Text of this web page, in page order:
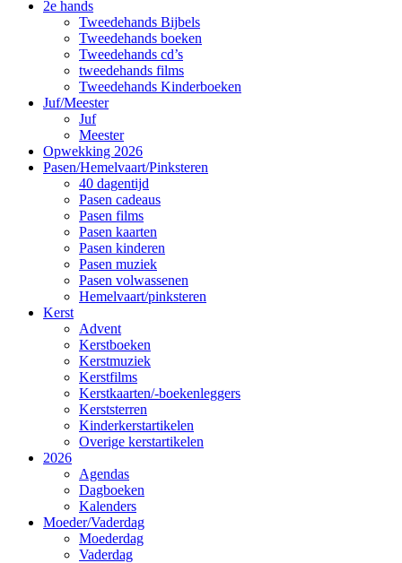
2e hands
Tweedehands Bijbels
Tweedehands boeken
Tweedehands cd’s
tweedehands films
Tweedehands Kinderboeken
Juf/Meester
Juf
Meester
Opwekking 2026
Pasen/Hemelvaart/Pinksteren
40 dagentijd
Pasen cadeaus
Pasen films
Pasen kaarten
Pasen kinderen
Pasen muziek
Pasen volwassenen
Hemelvaart/pinksteren
Kerst
Advent
Kerstboeken
Kerstmuziek
Kerstfilms
Kerstkaarten/-boekenleggers
Kerststerren
Kinderkerstartikelen
Overige kerstartikelen
2026
Agendas
Dagboeken
Kalenders
Moeder/Vaderdag
Moederdag
Vaderdag